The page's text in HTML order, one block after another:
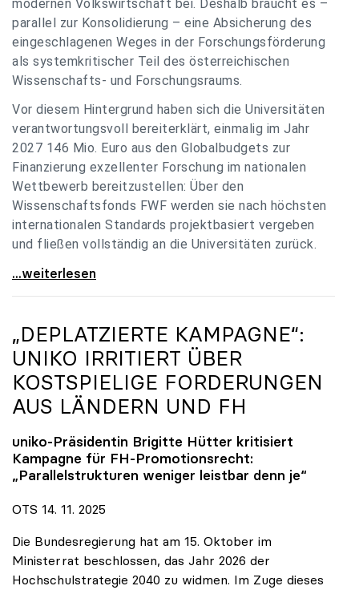
modernen Volkswirtschaft bei. Deshalb braucht es –
parallel zur Konsolidierung – eine Absicherung des
eingeschlagenen Weges in der Forschungsförderung
als systemkritischer Teil des österreichischen
Wissenschafts- und Forschungsraums.
Vor diesem Hintergrund haben sich die Universitäten
verantwortungsvoll bereiterklärt, einmalig im Jahr
2027 146 Mio. Euro aus den Globalbudgets zur
Finanzierung exzellenter Forschung im nationalen
Wettbewerb bereitzustellen: Über den
Wissenschaftsfonds FWF werden sie nach höchsten
internationalen Standards projektbasiert vergeben
und fließen vollständig an die Universitäten zurück.
Gemeinsam für einen starken Wissenschafts- und
...weiterlesen
„DEPLATZIERTE KAMPAGNE“:
UNIKO IRRITIERT ÜBER
KOSTSPIELIGE FORDERUNGEN
AUS LÄNDERN UND FH
uniko-Präsidentin Brigitte Hütter kritisiert
Kampagne für FH-Promotionsrecht:
„Parallelstrukturen weniger leistbar denn je“
OTS 14. 11. 2025
Die Bundesregierung hat am 15. Oktober im
Ministerrat beschlossen, das Jahr 2026 der
Hochschulstrategie 2040 zu widmen. Im Zuge dieses